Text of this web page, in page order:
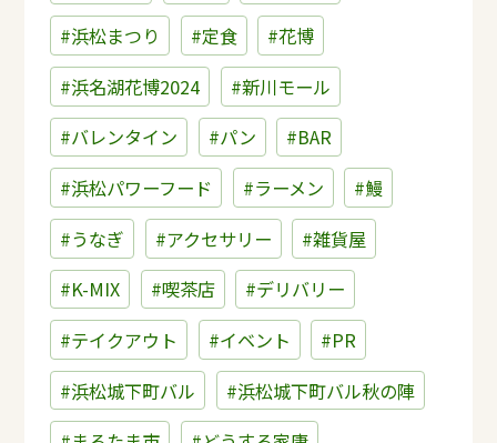
#浜松まつり
#定食
#花博
#浜名湖花博2024
#新川モール
#バレンタイン
#パン
#BAR
#浜松パワーフード
#ラーメン
#鰻
#うなぎ
#アクセサリー
#雑貨屋
#K-MIX
#喫茶店
#デリバリー
#テイクアウト
#イベント
#PR
#浜松城下町バル
#浜松城下町バル秋の陣